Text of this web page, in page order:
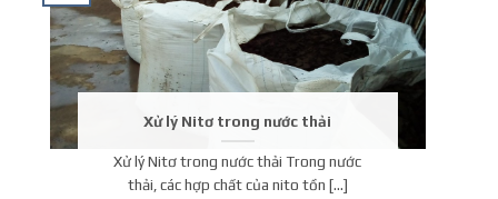
Xử lý Nitơ trong nước thải
Xử lý Nitơ trong nước thải Trong nước
thải, các hợp chất của nito tồn [...]